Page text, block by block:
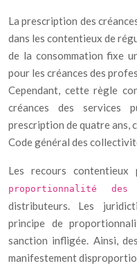
La prescription des
dans les contentieux de
de la consommation fixe
pour les créances des
Cependant, cette règle
créances des services
prescription de quatre ans,
Code général des
Les recours
proportionnalité des
distributeurs. Les
principe de
sanction infligée. Ainsi,
manifestement